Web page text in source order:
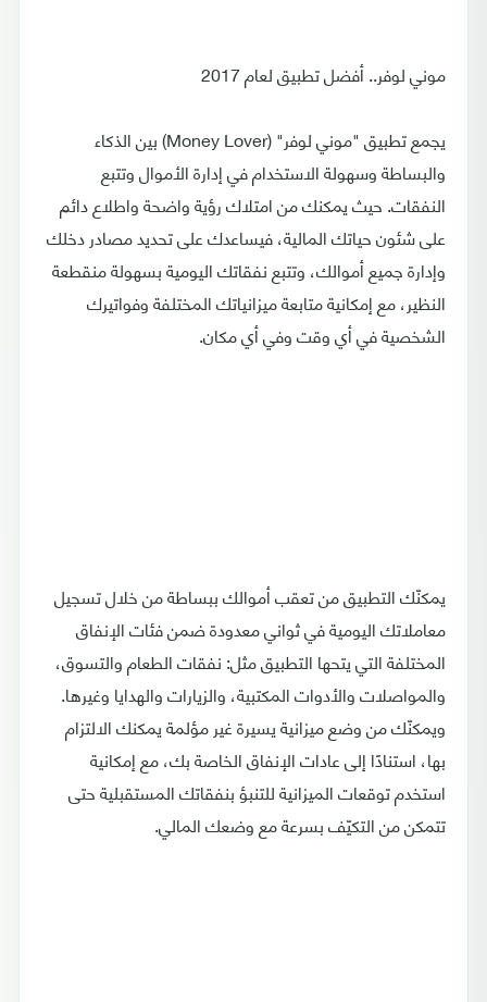
موني لوفر.. أفضل تطبيق لعام 2017
يجمع تطبيق "موني لوفر" (Money Lover) بين الذكاء
والبساطة وسهولة الاستخدام في إدارة الأموال وتتبع
النفقات. حيث يمكنك من امتلاك رؤية واضحة واطلاع دائم
على شئون حياتك المالية، فيساعدك على تحديد مصادر دخلك
وإدارة جميع أموالك، وتتبع نفقاتك اليومية بسهولة منقطعة
النظير، مع إمكانية متابعة ميزانياتك المختلفة وفواتيرك
الشخصية في أي وقت وفي أي مكان.
يمكنّك التطبيق من تعقب أموالك ببساطة من خلال تسجيل
معاملاتك اليومية في ثواني معدودة ضمن فئات الإنفاق
المختلفة التي يتحها التطبيق مثل: نفقات الطعام والتسوق،
والمواصلات والأدوات المكتبية، والزيارات والهدايا وغيرها.
ويمكنّك من وضع ميزانية يسيرة غير مؤلمة يمكنك الالتزام
بها، استنادًا إلى عادات الإنفاق الخاصة بك، مع إمكانية
استخدم توقعات الميزانية للتنبؤ بنفقاتك المستقبلية حتى
تتمكن من التكيّف بسرعة مع وضعك المالي.